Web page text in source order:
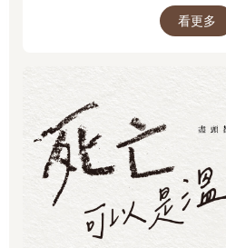
看更多